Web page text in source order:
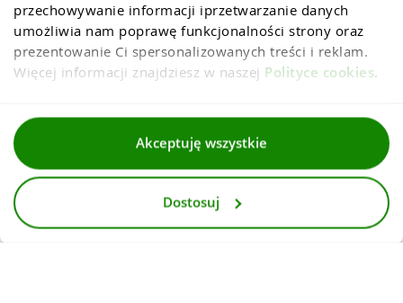
przechowywanie informacji iprzetwarzanie danych
umożliwia nam poprawę funkcjonalności strony oraz
prezentowanie Ci spersonalizowanych treści i reklam.
Więcej informacji znajdziesz w naszej Polityce cookies.
Akceptuję wszystkie
Dostosuj
Regulaminy
Dla mediów